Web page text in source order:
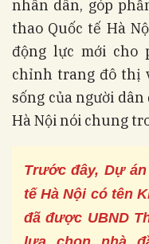
nhân dân, góp
thao Quốc tế Hà
động lực mới
chỉnh trang đô thị
sống của người
Hà Nội nói chung
Trước đây, Dự
tế Hà Nội có tên
đã được UBND